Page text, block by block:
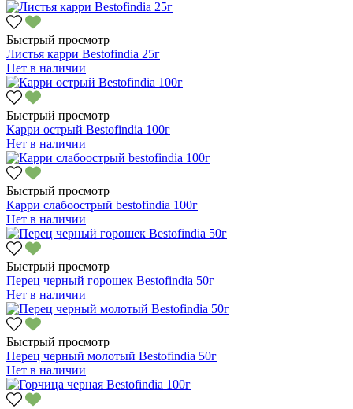
Быстрый просмотр
Листья карри Bestofindia 25г
Нет в наличии
Быстрый просмотр
Карри острый Bestofindia 100г
Нет в наличии
Быстрый просмотр
Карри слабоострый bestofindia 100г
Нет в наличии
Быстрый просмотр
Перец черный горошек Bestofindia 50г
Нет в наличии
Быстрый просмотр
Перец черный молотый Bestofindia 50г
Нет в наличии